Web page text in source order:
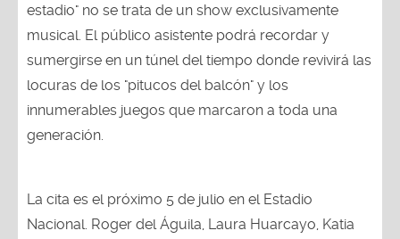
estadio" no se trata de un show exclusivamente
musical. El público asistente podrá recordar y
sumergirse en un túnel del tiempo donde revivirá las
locuras de los "pitucos del balcón" y los
innumerables juegos que marcaron a toda una
generación.
La cita es el próximo 5 de julio en el Estadio
Nacional. Roger del Águila, Laura Huarcayo, Katia